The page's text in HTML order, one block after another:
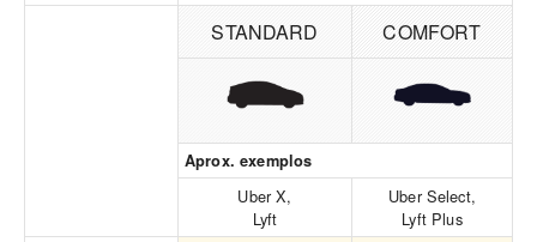
STANDARD COMFORT
Aprox. exemplos
Uber X,
Lyft
Uber Select,
Lyft Plus